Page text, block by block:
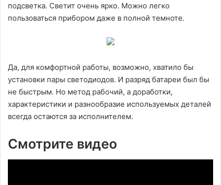
подсветка. Светит очень ярко. Можно легко
пользоваться прибором даже в полной темноте.
Да, для комфортной работы, возможно, хватило бы
установки пары светодиодов. И разряд батареи был бы
не быстрым. Но метод рабочий, а доработки,
характеристики и разнообразие используемых деталей
всегда остаются за исполнителем.
Смотрите видео